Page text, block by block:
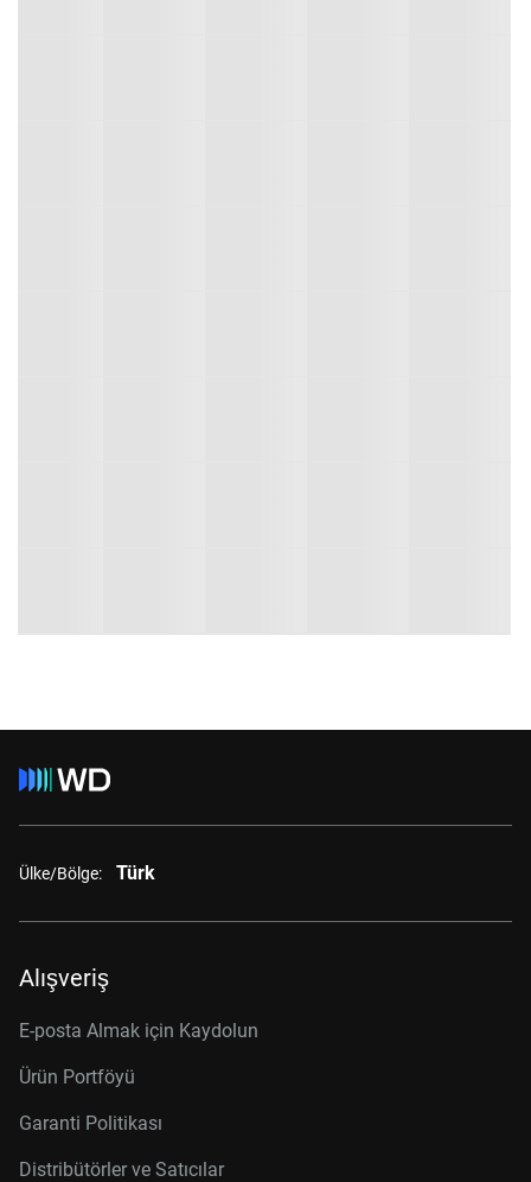
Ülke/Bölge: Türk
Alışveriş
E-posta Almak için Kaydolun
Ürün Portföyü
Garanti Politikası
Distribütörler ve Satıcılar